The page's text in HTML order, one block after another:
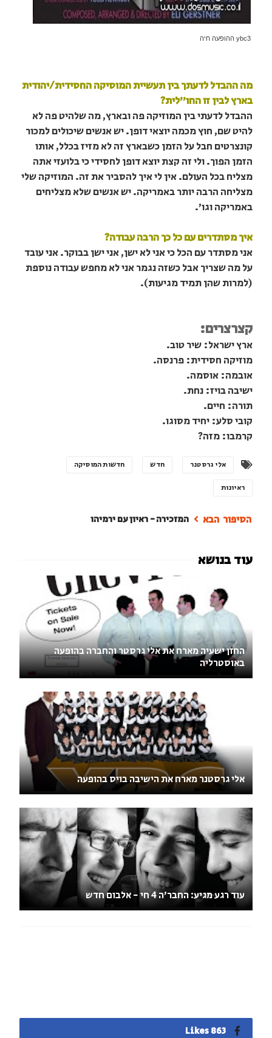
ybc3 ההופעה חיה
מה ההבדל לדעתך בין תעשיית המוסיקה החסידית/יהודית
בארץ לבין זו החו"לית?
ההבדל לדעתי בין המוזיקה פה ובארץ, מה שלהיט פה לא
להיט שם, חוץ מכמה יוצאי דופן. יש אנשים שיכולים למכור
קונצרטים חבל על הזמן כשבארץ זה לא מזיז בכלל, אותו
הזמן הפוך. ולי זה קצת יוצא דופן לחסידי כי בלועזי אתה
מצליח בכל העולם. אין לי איך להסביר את זה. המוזיקה שלי
מצליחה הרבה יותר באמריקה. יש אנשים שלא מצליחים
באמריקה וגו'.
איך מסתדרים עם כל כך הרבה עבודה?
אני מסתדר עם הכל כי אני לא ישן, אני ישן בבוקר. אני עובד
על מה שצריך אבל כשזה נגמר אני לא מחפש עבודה נוספת
(למרות שהן תמיד מגיעות).
קצרצרים:
ארץ ישראל: שיר טוב.
מוזיקה חסידית: פרנסה.
אובמה: אוסמה.
ישיבה בויז: נחת.
תורה: חיים.
קובי סלע: יחיד מסוגו.
קרמבו: מזה?
אלי גרסטנר חדש חדשות המוסיקה
ראיונות
המזכירה - ראיון עם ירמיהו
החזן ישעיה מארח את אלי גרסטר והחברה בהופעה
באוסטרליה
אלי גרסטנר מארח את הישיבה בויס בהופעה
עוד רגע מגיע: החבר'ה 4 חי - אלבום חדש
863 Likes